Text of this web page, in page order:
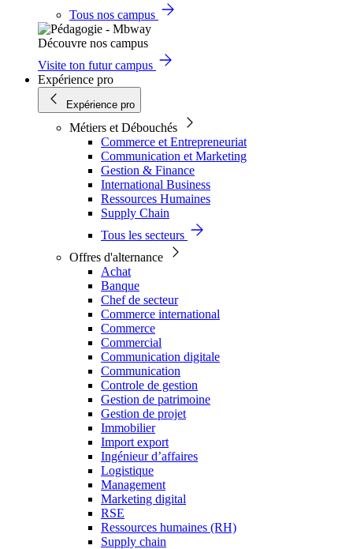
Tous nos campus
Découvre nos campus
Visite ton futur campus
Expérience pro
Expérience pro
Métiers et Débouchés
Commerce et Entrepreneuriat
Communication et Marketing
Gestion & Finance
International Business
Ressources Humaines
Supply Chain
Tous les secteurs
Offres d'alternance
Achat
Banque
Chef de secteur
Commerce international
Commerce
Commercial
Communication digitale
Communication
Controle de gestion
Gestion de patrimoine
Gestion de projet
Immobilier
Import export
Ingénieur d’affaires
Logistique
Management
Marketing digital
RSE
Ressources humaines (RH)
Supply chain